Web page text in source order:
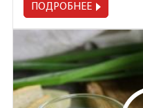
ПОДРОБНЕЕ